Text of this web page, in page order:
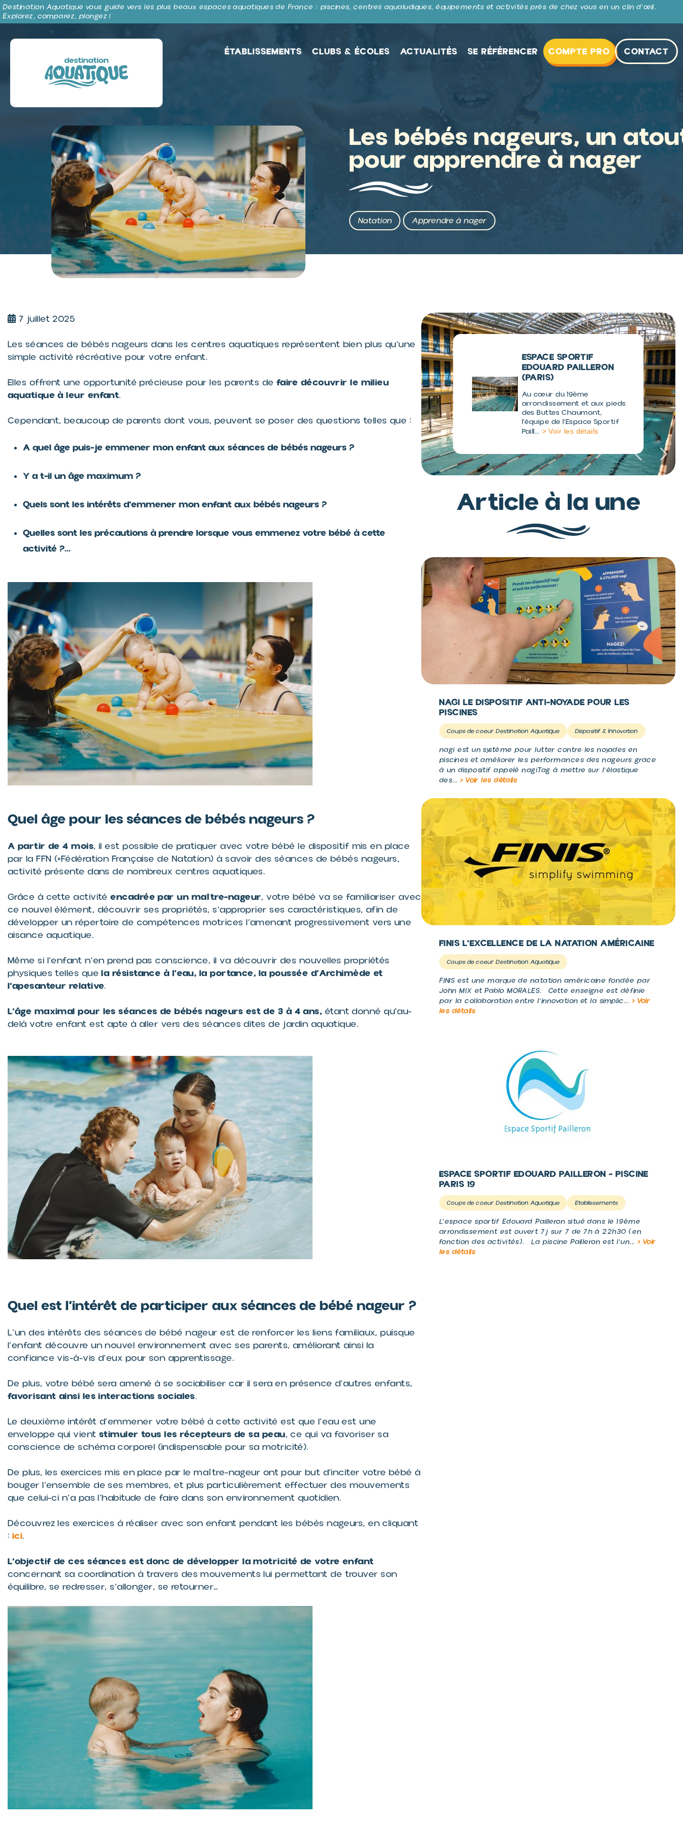
Destination Aquatique vous guide vers les plus beaux espaces aquatiques de France : piscines, centres aqualudiques, équipements et activités près de chez vous en un clin d’œil.
Explorez, comparez, plongez !
ÉTABLISSEMENTS CLUBS & ÉCOLES ACTUALITÉS SE RÉFÉRENCER COMPTE PRO CONTACT
Les bébés nageurs, un
pour apprendre à nager
Natation Apprendre à nager
7 juillet 2025
Les séances de bébés nageurs dans les centres aquatiques représentent bien plus qu’une
simple activité récréative pour votre enfant.
Elles offrent une opportunité précieuse pour les parents de faire découvrir le milieu
aquatique à leur enfant.
Cependant, beaucoup de parents dont vous, peuvent se poser des questions telles que :
A quel âge puis-je emmener mon enfant aux séances de bébés nageurs ?
Y a t-il un âge maximum ?
Quels sont les intérêts d’emmener mon enfant aux bébés nageurs ?
Quelles sont les précautions à prendre lorsque vous emmenez votre bébé à cette
activité ?...
Quel âge pour les séances de bébés nageurs ?
A partir de 4 mois, il est possible de pratiquer avec votre bébé le dispositif mis en place
par la FFN (=Fédération Française de Natation) à savoir des séances de bébés nageurs,
activité présente dans de nombreux centres aquatiques.
Grâce à cette activitéencadrée par un maître-nageur, votre bébé va se familiariser avec
ce nouvel élément, découvrir ses propriétés, s’approprier ses caractéristiques, afin de
développer un répertoire de compétences motrices l’amenant progressivement vers une
aisance aquatique.
Même si l’enfant n’en prend pas conscience, il va découvrir des nouvelles propriétés
physiques telles quela résistance à l’eau, la portance, la poussée d’Archimède et
l’apesanteur relative.
L’âge maximal pour les séances de bébés nageurs est de 3 à 4 ans, étant donné qu'au-
delà votre enfant est apte à aller vers des séances dites de jardin aquatique.
Quel est l’intérêt de participer aux séances de bébé nageur ?
L’un des intérêts des séances de bébé nageur est de renforcer les liens familiaux, puisque
l’enfant découvre un nouvel environnement avec ses parents, améliorant ainsi la
confiance vis-à-vis d’eux pour son apprentissage.
De plus, votre bébé sera amené à se sociabiliser car il sera en présence d’autres enfants,
favorisant ainsi les interactions sociales.
Le deuxième intérêt d’emmener votre bébé à cette activité est que l’eau est une
enveloppe qui vient stimuler tous les récepteurs de sa peau, ce qui va favoriser sa
conscience de schéma corporel (indispensable pour sa motricité).
De plus, les exercices mis en place par le maître-nageur ont pour but d’inciter votre bébé à
bouger l’ensemble de ses membres, et plus particulièrement effectuer des mouvements
que celui-ci n’a pas l’habitude de faire dans son environnement quotidien.
Découvrez les exercices à réaliser avec son enfant pendant les bébés nageurs, en cliquant
: ici.
L’objectif de ces séances est donc de développer la motricité de votre enfant
concernant sa coordination à travers des mouvements lui permettant de trouver son
équilibre, se redresser, s’allonger, se retourner…
LE CAB - CENTRE
AQUATIQUE DES
(VIROFLAY)
Le CAB - Centre aquatique
Viroflay dans le département
des Yvelines, en...
> Voir les
(PARIS)
l’équipe de l’Espace Sportif
CENTRE AQUALUDIQUE
L'O(ORLÉANS)
convient aux familles comme
aux sportifs. La piscine est
située au centre...> Voir les
détails
Article à la une
NAGI LE DISPOSITIF ANTI-NOYADE POUR LES
PISCINES
Coups de coeur Destination Aquatique Dispositif & Innovation
nagi est un système pour lutter contre les noyades en
piscines et améliorer les performances des nageurs grâce
à un dispositif appelé nagiTag à mettre sur l'élastique
des...> Voir les détails
FINIS L'EXCELLENCE DE LA NATATION AMÉRICAINE
Coups de coeur Destination Aquatique
FINIS est une marque de natation américaine fondée par
John MIX et Pablo MORALES. Cette enseigne est définie
par la collaboration entre l'innovation et la simplic... > Voir
les détails
ESPACE SPORTIF EDOUARD PAILLERON - PISCINE
PARIS 19
Coups de coeur Destination Aquatique Etablissements
L'espace sportif Edouard Pailleron situé dans le 19ème
arrondissement est ouvert 7j sur 7 de 7h à 22h30 (en
fonction des activités). La piscine Pailleron est l'un...> Voir
les détails
Panneau de gestion des cookies